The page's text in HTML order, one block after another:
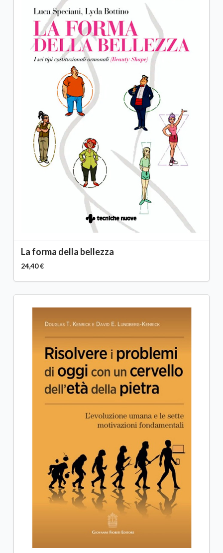
La forma della bellezza
24,40 €